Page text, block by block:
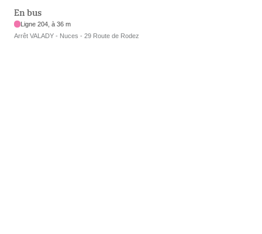
En bus
Ligne 204, à 36 m
Arrêt VALADY - Nuces - 29 Route de Rodez